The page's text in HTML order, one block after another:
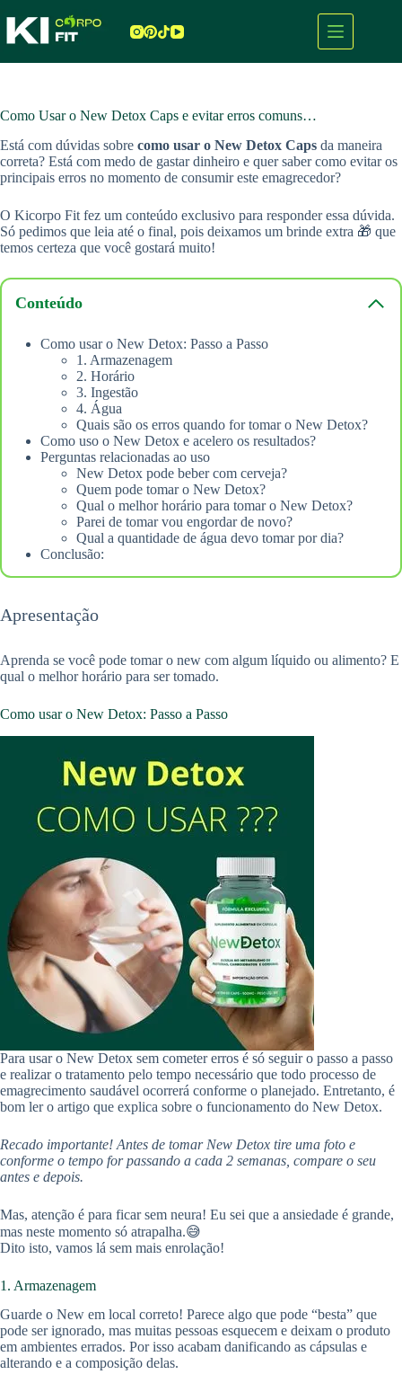
para
Como Usar o New Detox Caps e evitar erros comuns…
Está com dúvidas sobre como usar o New Detox Caps da maneira
correta? Está com medo de gastar dinheiro e quer saber como evitar os
principais erros no momento de consumir este emagrecedor?
O Kicorpo Fit fez um conteúdo exclusivo para responder essa dúvida.
Só pedimos que leia até o final, pois deixamos um brinde extra 🎁 que
temos certeza que você gostará muito!
Conteúdo
Como usar o New Detox: Passo a Passo
1. Armazenagem
2. Horário
3. Ingestão
4. Água
Quais são os erros quando for tomar o New Detox?
Como uso o New Detox e acelero os resultados?
Perguntas relacionadas ao uso
New Detox pode beber com cerveja?
Quem pode tomar o New Detox?
Qual o melhor horário para tomar o New Detox?
Parei de tomar vou engordar de novo?
Qual a quantidade de água devo tomar por dia?
Conclusão:
Apresentação
Aprenda se você pode tomar o new com algum líquido ou alimento? E
qual o melhor horário para ser tomado.
Como usar o New Detox: Passo a Passo
Para usar o New Detox sem cometer erros é só seguir o passo a passo
e realizar o tratamento pelo tempo necessário que todo processo de
emagrecimento saudável ocorrerá conforme o planejado. Entretanto, é
bom ler o artigo que explica sobre o funcionamento do New Detox.
Recado importante! Antes de tomar New Detox tire uma foto e
conforme o tempo for passando a cada 2 semanas, compare o seu
antes e depois.
Mas, atenção é para ficar sem neura! Eu sei que a ansiedade é grande,
mas neste momento só atrapalha.😅
Dito isto, vamos lá sem mais enrolação!
1. Armazenagem
Guarde o New em local correto! Parece algo que pode “besta” que
pode ser ignorado, mas muitas pessoas esquecem e deixam o produto
em ambientes errados. Por isso acabam danificando as cápsulas e
alterando e a composição delas.